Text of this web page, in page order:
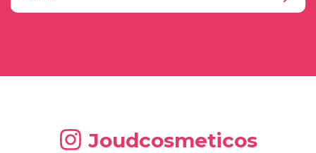
Joudcosmeticos